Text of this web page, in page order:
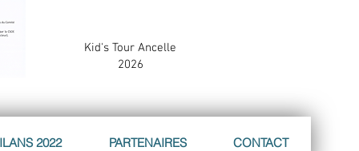
Kid's Tour Ancelle
2026
2022 PARTENAIRES CONTACT